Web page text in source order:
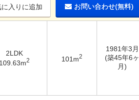
に入りに追加 お問い合わせ(無料)
2LDK
109.63m2 101m2
1981年3月
(築45年6ヶ
月)